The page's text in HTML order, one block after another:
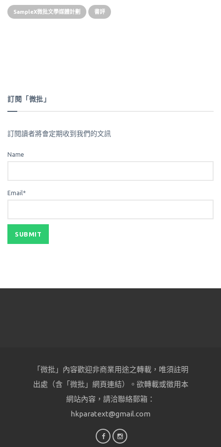
SampleX微批文學媒體計劃 書評
訂閱「微批」
訂閱讀者將會定期收到我們的文訊
Name
Email*
「微批」內容歡迎非商業用途之轉載，唯須註明
出處（含「微批」網頁連結）。欲轉載或徵用本
網站內容，請洽聯絡郵箱：
hkparatext@gmail.com